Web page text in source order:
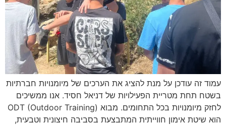
עמוד זה עודכן על מנת להציג את הערכים של מיומנויות חברתיות
בשטח תחת מטריית הפעילויות של דניאל חסיד. אנו ממשיכים
לחזק מיומנויות בכל התחומים. מבוא ODT (Outdoor Training)
הוא שיטת אימון חווייתית המתבצעת בסביבה חיצונית וטבעית,